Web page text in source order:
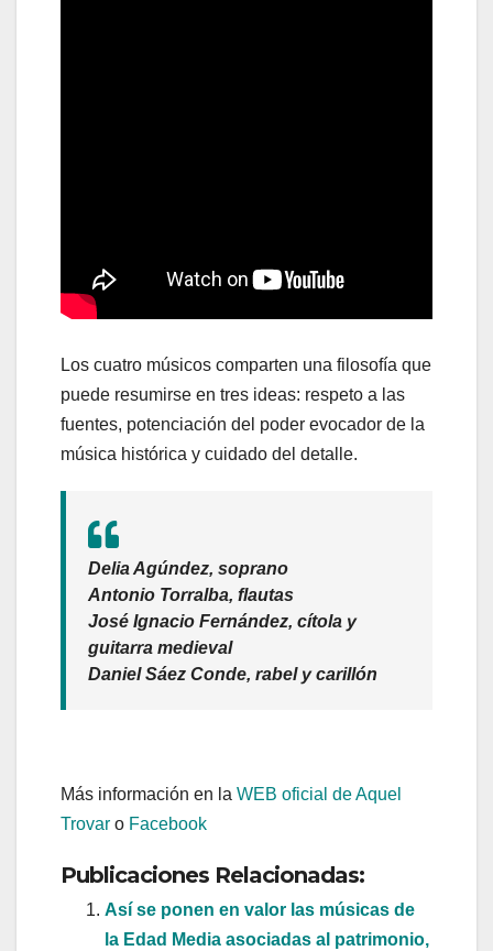
Los cuatro músicos comparten una filosofía que
puede resumirse en tres ideas: respeto a las
fuentes, potenciación del poder evocador de la
música histórica y cuidado del detalle.
Delia Agúndez, soprano
Antonio Torralba, flautas
José Ignacio Fernández, cítola y
guitarra medieval
Daniel Sáez Conde, rabel y carillón
Más información en la WEB oficial de Aquel
Trovar o Facebook
Publicaciones Relacionadas:
Así se ponen en valor las músicas de
la Edad Media asociadas al patrimonio,